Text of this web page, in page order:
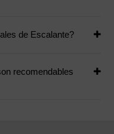
de Escalante?
recomendables